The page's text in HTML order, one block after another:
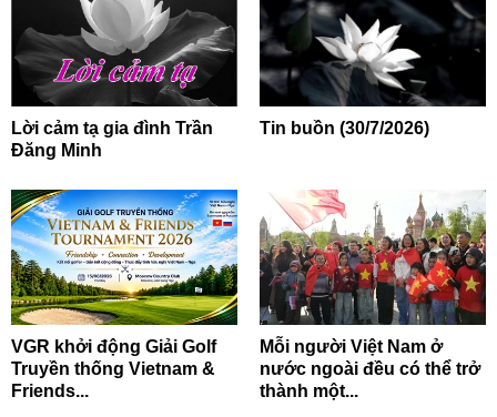
Lời cảm tạ gia đình Trần
Đăng Minh
Tin buồn (30/7/2026)
VGR khởi động Giải Golf
Truyền thống Vietnam &
Friends...
Mỗi người Việt Nam ở
nước ngoài đều có thể trở
thành một...